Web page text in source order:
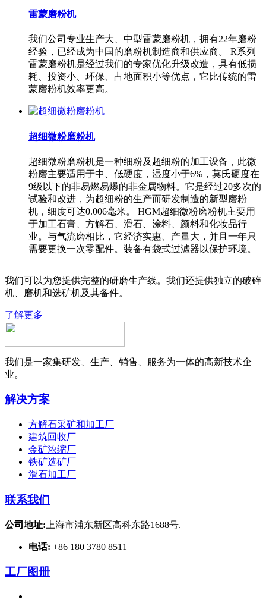
雷蒙磨粉机
我们公司专业生产大、中型雷蒙磨粉机，拥有22年磨粉
经验，已经成为中国的磨粉机制造商和供应商。 R系列
雷蒙磨粉机是经过我们的专家优化升级改造，具有低损
耗、投资小、环保、占地面积小等优点，它比传统的雷
蒙磨粉机效率更高。
超细微粉磨粉机
超细微粉磨粉机是一种细粉及超细粉的加工设备，此微
粉磨主要适用于中、低硬度，湿度小于6%，莫氏硬度在
9级以下的非易燃易爆的非金属物料。它是经过20多次的
试验和改进，为超细粉的生产而研发制造的新型磨粉
机，细度可达0.006毫米。 HGM超细微粉磨粉机主要用
于加工石膏、方解石、滑石、涂料、颜料和化妆品行
业。与气流磨相比，它经济实惠、产量大，并且一年只
需要更换一次零配件。装备有袋式过滤器以保护环境。
我们可以为您提供完整的研磨生产线。我们还提供独立的破碎
机、磨机和选矿机及其备件。
了解更多
我们是一家集研发、生产、销售、服务为一体的高新技术企
业。
解决方案
方解石采矿和加工厂
建筑回收厂
金矿浓缩厂
铁矿选矿厂
滑石加工厂
联系我们
公司地址: 上海市浦东新区高科东路1688号.
电话: +86 180 3780 8511
工厂图册